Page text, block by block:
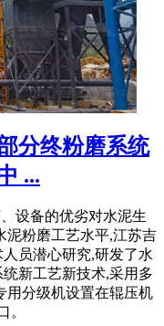
分终粉磨系统
...
设备的优劣对水泥生
泥粉磨工艺水平,江苏吉
员潜心研究,研发了水
新工艺新技术,采用多
用分级机设置在辊压机
。